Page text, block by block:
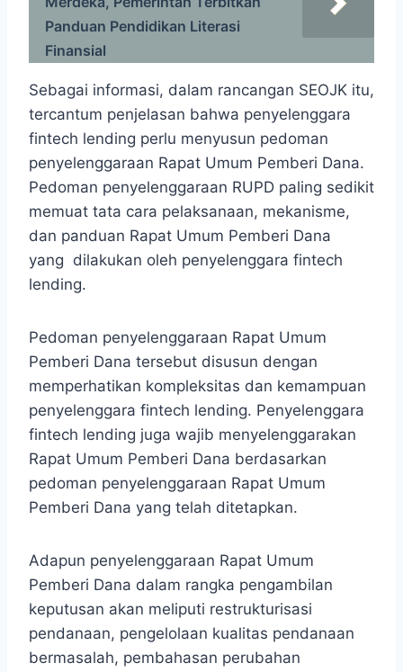
Panduan Pendidikan Literasi
Finansial
Sebagai informasi, dalam rancangan SEOJK itu,
tercantum penjelasan bahwa penyelenggara
fintech lending perlu menyusun pedoman
penyelenggaraan Rapat Umum Pemberi Dana.
Pedoman penyelenggaraan RUPD paling sedikit
memuat tata cara pelaksanaan, mekanisme,
dan panduan Rapat Umum Pemberi Dana
yang dilakukan oleh penyelenggara fintech
lending.
Pedoman penyelenggaraan Rapat Umum
Pemberi Dana tersebut disusun dengan
memperhatikan kompleksitas dan kemampuan
penyelenggara fintech lending. Penyelenggara
fintech lending juga wajib menyelenggarakan
Rapat Umum Pemberi Dana berdasarkan
pedoman penyelenggaraan Rapat Umum
Pemberi Dana yang telah ditetapkan.
Adapun penyelenggaraan Rapat Umum
Pemberi Dana dalam rangka pengambilan
keputusan akan meliputi restrukturisasi
pendanaan, pengelolaan kualitas pendanaan
bermasalah, pembahasan perubahan